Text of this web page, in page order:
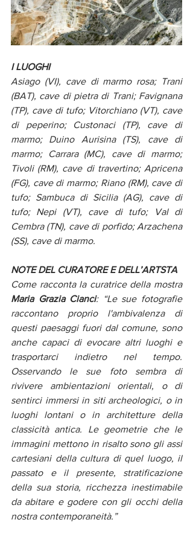
I LUOGHI
Asiago (VI), cave di marmo rosa; Trani
(BAT), cave di pietra di Trani; Favignana
(TP), cave di tufo; Vitorchiano (VT), cave
di peperino; Custonaci (TP), cave di
marmo; Duino Aurisina (TS), cave di
marmo; Carrara (MC), cave di marmo;
Tivoli (RM), cave di travertino; Apricena
(FG), cave di marmo; Riano (RM), cave di
tufo; Sambuca di Sicilia (AG), cave di
tufo; Nepi (VT), cave di tufo; Val di
Cembra (TN), cave di porfido; Arzachena
(SS), cave di marmo.
NOTE DEL CURATORE E DELL’ARTSTA
Come racconta la curatrice della mostra
Maria Grazia Cianci: “Le sue fotografie
raccontano proprio l'ambivalenza di
questi paesaggi fuori dal comune, sono
anche capaci di evocare altri luoghi e
trasportarci indietro nel tempo.
Osservando le sue foto sembra di
rivivere ambientazioni orientali, o di
sentirci immersi in siti archeologici, o in
luoghi lontani o in architetture della
classicità antica. Le geometrie che le
immagini mettono in risalto sono gli assi
cartesiani della cultura di quel luogo, il
passato e il presente, stratificazione
della sua storia, ricchezza inestimabile
da abitare e godere con gli occhi della
nostra contemporaneità.”